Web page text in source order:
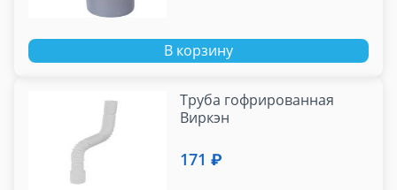
В корзину
Труба гофрированная
Виркэн
171 ₽